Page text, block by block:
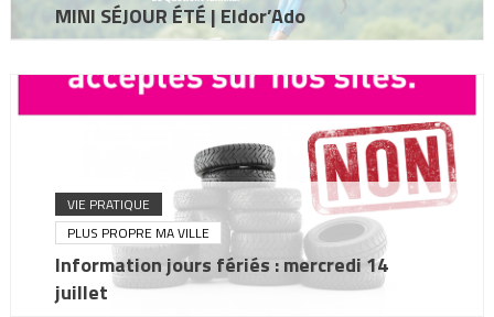
MINI SÉJOUR ÉTÉ | Eldor’Ado
VIE PRATIQUE
PLUS PROPRE MA VILLE
Information jours fériés : mercredi 14
juillet